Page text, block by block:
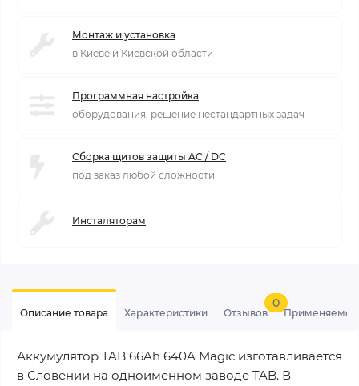
Монтаж и установка
в Киеве и Киевской области
Программная настройка
оборудования, решение нестандартных задач
Сборка щитов защиты AC / DC
под заказ любой сложности
Инсталяторам
Описание товара Характеристики Отзывов
0
Аккумулятор TAB 66Ah 640A Magic изготавливается
в Словении на одноименном заводе TAB. В